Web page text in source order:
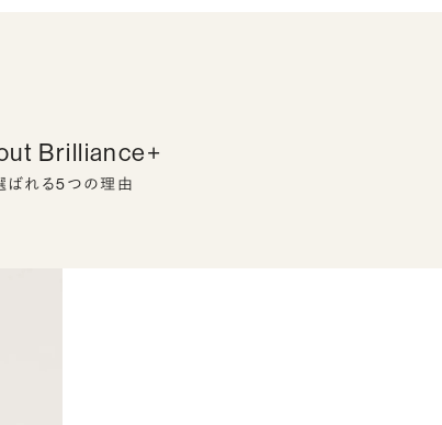
Brilliance+
ばれる5つの理由